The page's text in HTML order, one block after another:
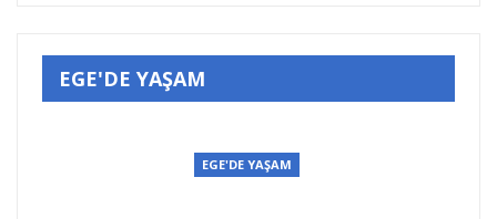
EGE'DE YAŞAM
EGE'DE YAŞAM